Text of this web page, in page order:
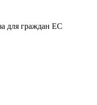
для граждан ЕС